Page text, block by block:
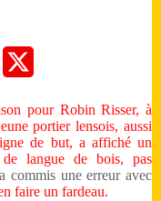
pour Robin Risser, à
portier lensois, aussi
de but, a affiché un
langue de bois, pas
commis une erreur avec
faire un fardeau.